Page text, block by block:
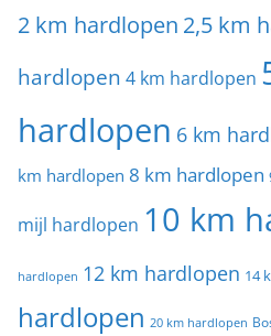
2 km hardlopen 2,5 km
hardlopen 4 km hardlopen
hardlopen 6 km
km hardlopen 8 km hardlopen
mijl hardlopen 10 km
hardlopen 12 km hardlopen 14
hardlopen 20 km hardlopen